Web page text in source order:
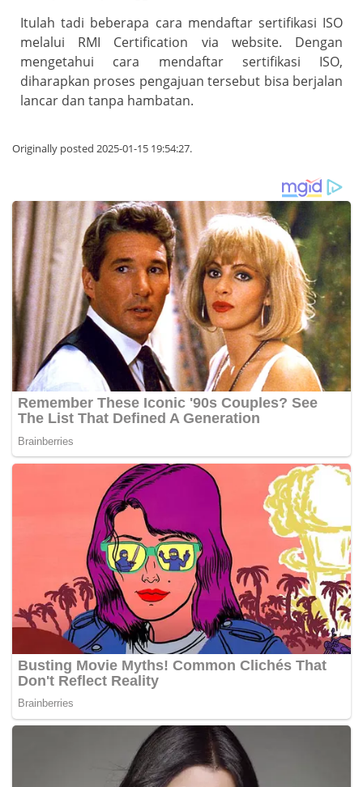
Itulah tadi beberapa cara mendaftar sertifikasi ISO
melalui RMI Certification via website. Dengan
mengetahui cara mendaftar sertifikasi ISO,
diharapkan proses pengajuan tersebut bisa berjalan
lancar dan tanpa hambatan.
Originally posted 2025-01-15 19:54:27.